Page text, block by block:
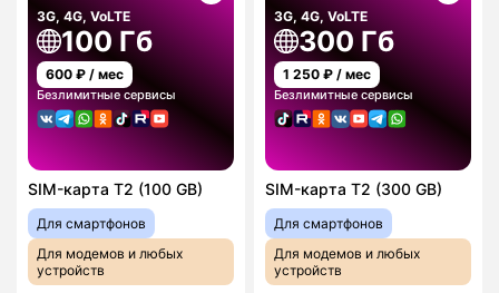
3G, 4G, VoLTE
100 Гб
600 ₽ / мес
Безлимитные сервисы
SIM-карта T2 (100 GB)
Для смартфонов
Для модемов и любых
устройств
3G, 4G, VoLTE
300 Гб
1 250 ₽ / мес
Безлимитные сервисы
SIM-карта T2 (300 GB)
Для смартфонов
Для модемов и любых
устройств